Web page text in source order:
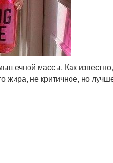
массы. Как
жира, не критичное, но